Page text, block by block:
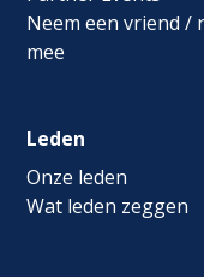
Neem een vriend /
mee
Leden
Onze leden
Wat leden zeggen